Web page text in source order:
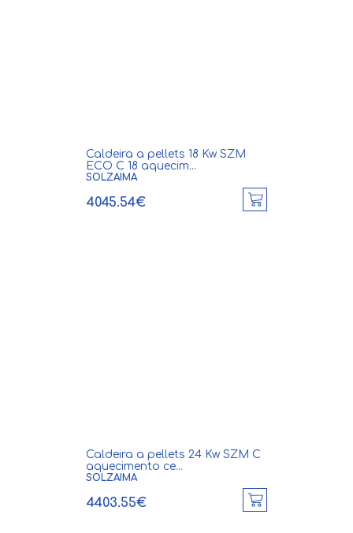
Caldeira a pellets 18 Kw SZM
ECO C 18 aquecim...
SOLZAIMA
4045.54€
Caldeira a pellets 24 Kw SZM C
aquecimento ce...
SOLZAIMA
4403.55€